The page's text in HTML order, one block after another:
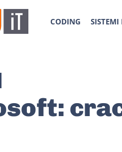
CODING SISTEMI